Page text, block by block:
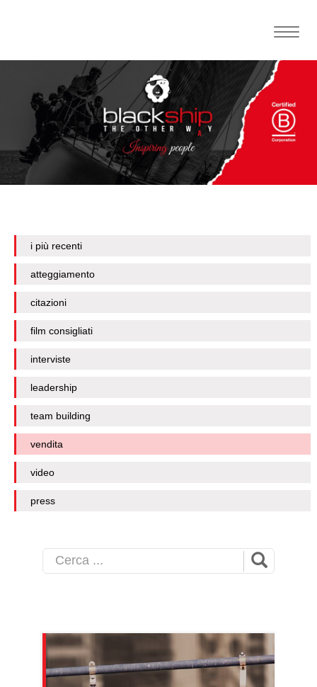
Toggle
i più recenti
atteggiamento
citazioni
film consigliati
interviste
leadership
team building
vendita
video
press